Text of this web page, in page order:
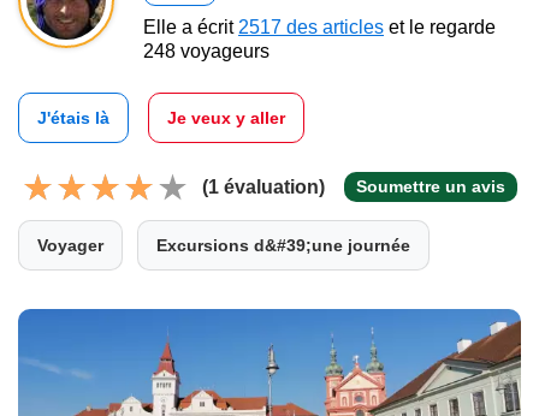
Elle a écrit 2517 des articles et le regarde
248 voyageurs
J'étais là Je veux y aller
(1 évaluation) Soumettre un avis
Voyager Excursions d&#39;une journée